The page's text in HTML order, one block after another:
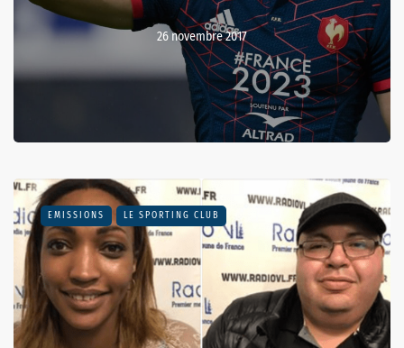
26 novembre 2017
EMISSIONS LE SPORTING CLUB